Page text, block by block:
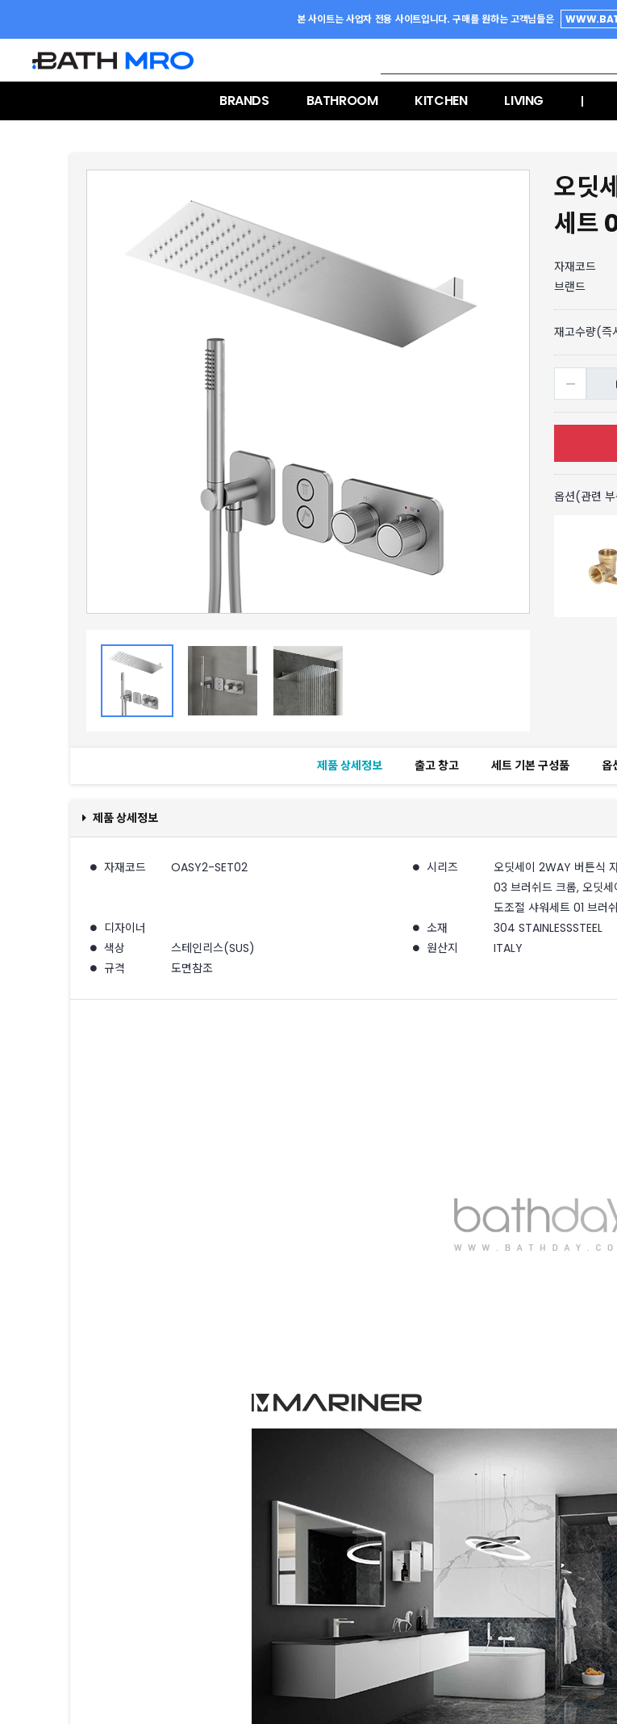
본 사이트는 사업자 전용 사이트입니다. 구매를 원하는 고객님들은
BRANDS BATHROOM KITCHEN LIVING |
오딧
세트
자재코드
브랜드
재고수량(즉
옵션(관련
제품 상세정보 출고 창고 세트 기본 구성품 옵
제품 상세정보
자재코드 OASY2-SET02 시리즈
오딧세이 2WAY 버튼식
03 브러쉬드 크롬, 오딧
도조절 샤워세트 01 브러
디자이너
소재
304 STAINLESSSTEEL
색상
스테인리스(SUS) 원산지
ITALY
규격
도면참조